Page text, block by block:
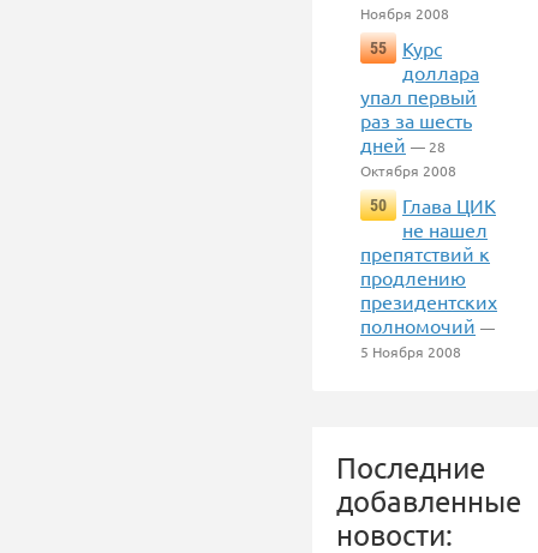
Ноября 2008
55
Курс
доллара
упал первый
раз за шесть
дней — 28
Октября 2008
50
Глава ЦИК
не нашел
препятствий к
продлению
президентских
полномочий —
5 Ноября 2008
Последние
добавленные
новости: